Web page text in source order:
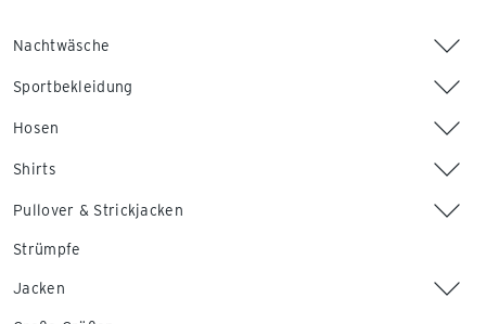
Nachtwäsche
Sportbekleidung
Hosen
Shirts
Pullover & Strickjacken
Strümpfe
Jacken